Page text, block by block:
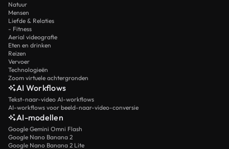
Natuur
Mensen
Liefde & Relaties
- Fitness
Aerial videografie
Eten en drinken
Reizen
Vervoer
Technologieën
Zoom virtuele achtergronden
AI Workflows
Tekst-naar-video AI-workflows
AI-workflows voor beeld-naar-video-conversie
AI-modellen
Google Gemini Omni Flash
Google Nano Banana 2
Google Nano Banana 2 Lite